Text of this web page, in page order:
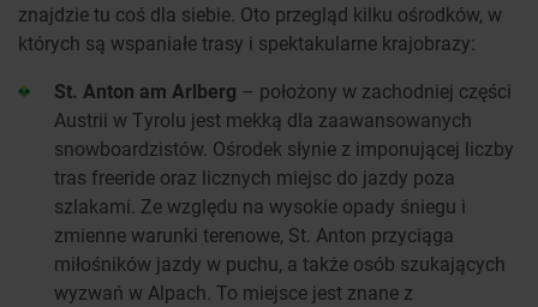
znajdzie tu coś dla siebie. Oto przegląd kilku ośrodków, w
których są wspaniałe trasy i spektakularne krajobrazy:
St. Anton am Arlberg – położony w zachodniej części
Austrii w Tyrolu jest mekką dla zaawansowanych
snowboardzistów. Ośrodek słynie z imponującej liczby
tras freeride oraz licznych miejsc do jazdy poza
szlakami. Ze względu na wysokie opady śniegu i
zmienne warunki terenowe, St. Anton przyciąga
miłośników jazdy w puchu, a także osób szukających
wyzwań w Alpach. To miejsce jest znane z